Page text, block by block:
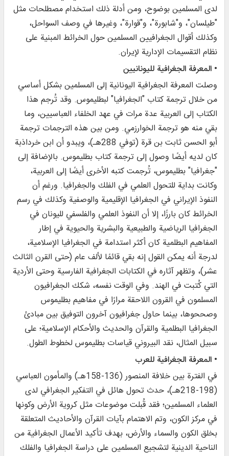
لدى المسلمين بوضوح، ومن أدلة ذلك استخدام مصطلحات مثل
"طيلسان"، و"شابورة"، و"قوارة"، وغيرها في وصف السواحل،
وكذلك أقوال الجغرافيين المسلمين حول الخرائط المبنية على
نظام التقسيمات الإدارية لإيران.
• المعرفة الجغرافية لليونانيين
وصلت المعرفة الجغرافية اليونانية إلى المسلمين بشكل أساسي
من خلال ترجمة كتاب "الجغرافيا" لبطليموس. وقد تُرجم هذا
الكتاب إلى العربية عدة مرات في عهد الخلفاء العباسيين، وما
بقي منه هو ترجمة الخوارزمي. ومن بين هذه الترجمات ترجمة
أبو الحسن ثابت بن قرة (توفي 288هـ)، ويبدو أن ابن خرداذبة
كان لديه أيضًا وصول إلى ترجمة كتاب بطليموس. بالإضافة إلى
"جغرافيا" بطليموس، تُرجمت كتبه الأخرى أيضًا إلى العربية،
وكانت بداية للتحول العلمي في الفلك والجغرافيا. ورغم أن
النفوذ الإيراني في الجغرافيا الإقليمية والوصفية وكذلك في رسم
الخرائط كان بارزًا، إلا أن النفوذ العلمي والفلسفي لليونان في
الجغرافيا الرياضية والطبيعية والبشرية والحيوية في إطار
المفاهيم البطلمية كان أكثر استدامة في الجغرافيا الإسلامية،
لدرجة أنه يمكن القول إنه بقي قائمًا لألف عام (حتى القرن الثالث
عشر)، وتظهر آثاره في الكتابات الجغرافية الفارسية وحتى الأردية
التي كُتبت في الهند. وفي الوقت نفسه، شكك الجغرافيون
المسلمون في القرون اللاحقة مرارًا في مفاهيم بطليموس
وصححوها، بينما حاول جغرافيون آخرون التوفيق بين مبادئ
الجغرافيا البطلمية والقرآن والحديث والأحكام الإسلامية؛ على
سبيل المثال، نقد البيروني قياسات بطليموس لخطوط الطول.
• المعرفة الجغرافية للعرب
في الفترة بين خلافة المنصور (136-158هـ) والمأمون العباسي
(198-218هـ)، حدث تحول هائل في التفكير الجغرافي لدى
العلماء المسلمين؛ فقد قُبلت موضوعات مثل كروية الأرض وكونها
في مركز الكون، وتم الاهتمام بآيات القرآن والأحاديث المتعلقة
بخلق الكون والسماء والأرض، بهدف تأكيد الأعمال الجغرافية من
الناحية الدينية لتشجيع المسلمين على دراسة الجغرافيا والفلك